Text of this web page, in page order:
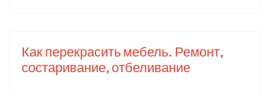
Как перекрасить мебель. Ремонт,
состаривание, отбеливание